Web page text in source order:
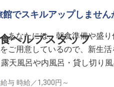
る環境で、あなたの新しいキ
ヘルプスタッフ
でスキルアップしません
あなたには、朝食準備や盛り
ご用意しているので、新生
天風呂や内風呂・貸し切り風
ダードな和室から半露天風呂
給与 時給／1,300円～